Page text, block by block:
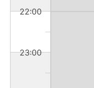
22:00
23:00